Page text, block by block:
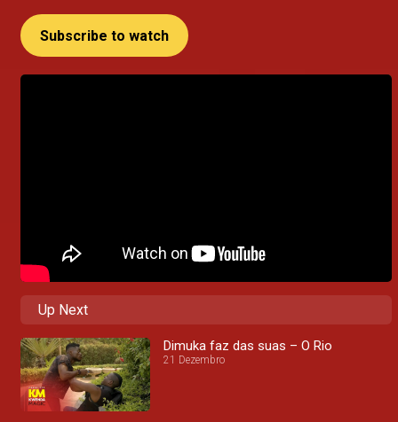
Subscribe to watch
Up Next
Dimuka faz das suas – O Rio
21 Dezembro